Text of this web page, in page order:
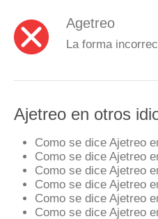
Agetreo
La forma
Ajetreo en otros
Como se dice Ajetreo
Como se dice Ajetreo
Como se dice Ajetreo
Como se dice Ajetreo
Como se dice Ajetreo
Como se dice Ajetreo